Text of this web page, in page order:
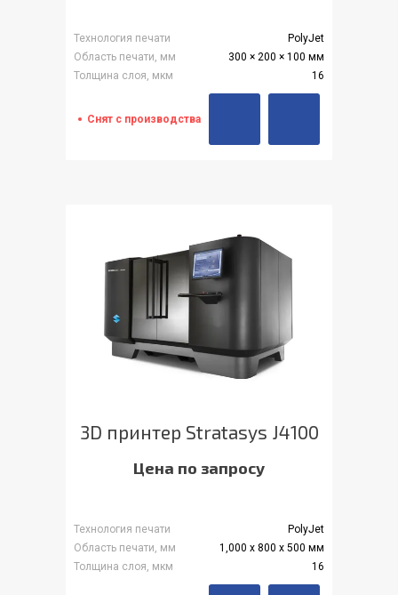
Технология печати
PolyJet
Область печати, мм
300 × 200 × 100 мм
Толщина слоя, мкм
16
Снят с производства
3D принтер Stratasys J4100
Цена по запросу
Технология печати
PolyJet
Область печати, мм
1,000 x 800 x 500 мм
Толщина слоя, мкм
16